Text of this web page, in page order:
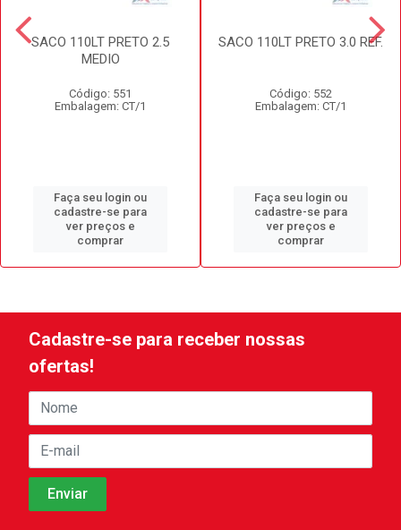
SACO 110LT PRETO 2.5
MEDIO
Código: 551
Embalagem: CT/1
Faça seu login ou
cadastre-se para
ver preços e
comprar
SACO 110LT PRETO 3.0 REF.
Código: 552
Embalagem: CT/1
Faça seu login ou
cadastre-se para
ver preços e
comprar
Cadastre-se para receber nossas
ofertas!